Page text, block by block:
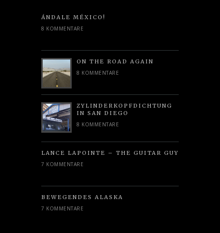
ÁNDALE MÉXICO!
8 KOMMENTARE
ON THE ROAD AGAIN
8 KOMMENTARE
ZYLINDERKOPFDICHTUNG
IN SAN DIEGO
8 KOMMENTARE
LANCE LAPOINTE – THE GUITAR GUY
7 KOMMENTARE
BEWEGENDES ALASKA
7 KOMMENTARE